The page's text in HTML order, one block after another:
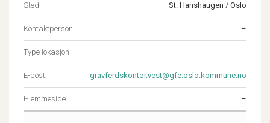
Sted St. Hanshaugen / Oslo
Kontaktperson –
Type lokasjon
E-post gravferdskontor.vest@gfe.oslo.kommune.no
Hjemmeside –